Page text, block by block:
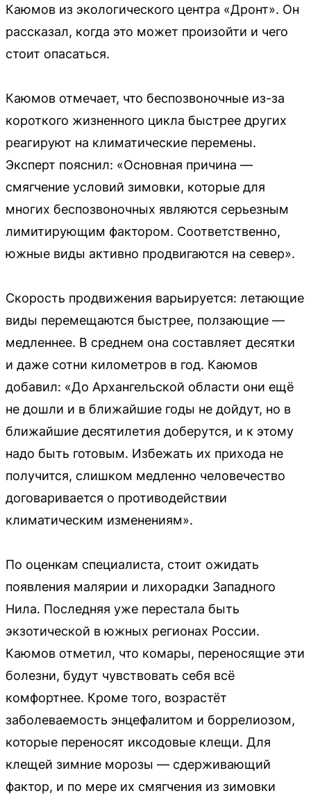
Каюмов из экологического центра «Дронт». Он
рассказал, когда это может произойти и чего
стоит опасаться.
Каюмов отмечает, что беспозвоночные из-за
короткого жизненного цикла быстрее других
реагируют на климатические перемены.
Эксперт пояснил: «Основная причина —
смягчение условий зимовки, которые для
многих беспозвоночных являются серьезным
лимитирующим фактором. Соответственно,
южные виды активно продвигаются на север».
Скорость продвижения варьируется: летающие
виды перемещаются быстрее, ползающие —
медленнее. В среднем она составляет десятки
и даже сотни километров в год. Каюмов
добавил: «До Архангельской области они ещё
не дошли и в ближайшие годы не дойдут, но в
ближайшие десятилетия доберутся, и к этому
надо быть готовым. Избежать их прихода не
получится, слишком медленно человечество
договаривается о противодействии
климатическим изменениям».
По оценкам специалиста, стоит ожидать
появления малярии и лихорадки Западного
Нила. Последняя уже перестала быть
экзотической в южных регионах России.
Каюмов отметил, что комары, переносящие эти
болезни, будут чувствовать себя всё
комфортнее. Кроме того, возрастёт
заболеваемость энцефалитом и боррелиозом,
которые переносят иксодовые клещи. Для
клещей зимние морозы — сдерживающий
фактор, и по мере их смягчения из зимовки